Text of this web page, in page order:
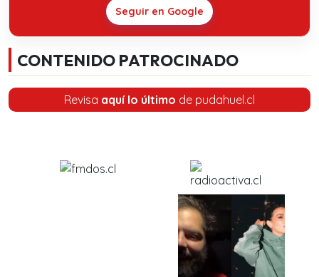
Seguir en Google
CONTENIDO PATROCINADO
Revisa aquí lo último de pudahuel.cl